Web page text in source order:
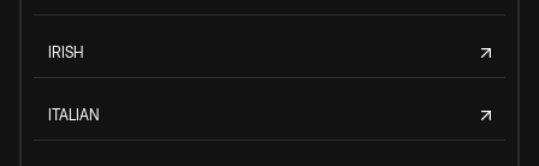
IRISH
ITALIAN